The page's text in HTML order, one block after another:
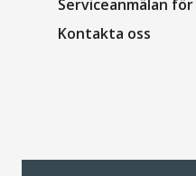
sidfot
Serviceanmälan
Kontakta oss